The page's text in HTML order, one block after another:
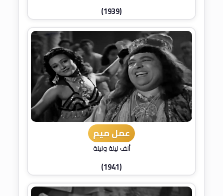
(1939)
عمل ميم
ألف ليلة وليلة
(1941)